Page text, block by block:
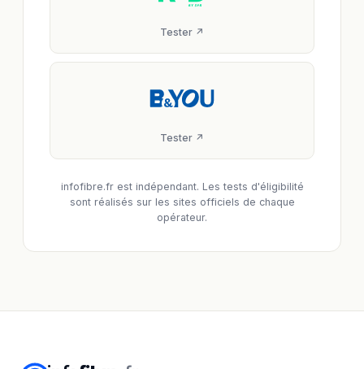
Tester ↗
Tester ↗
infofibre.fr est indépendant. Les tests d'éligibilité
sont réalisés sur les sites officiels de chaque
opérateur.